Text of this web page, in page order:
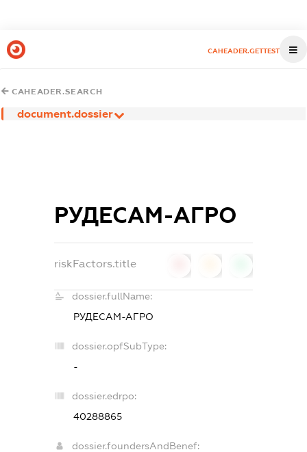
CAHEADER.GETTEST
CAHEADER.SEARCH
document.dossier
РУДЕСАМ-АГРО
riskFactors.title
dossier.fullName:
РУДЕСАМ-АГРО
dossier.opfSubType:
-
dossier.edrpo:
40288865
dossier.foundersAndBenef: